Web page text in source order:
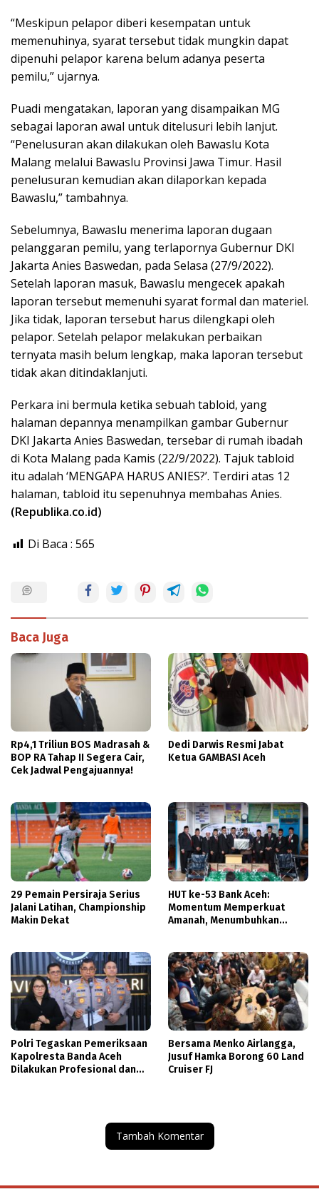
“Meskipun pelapor diberi kesempatan untuk
memenuhinya, syarat tersebut tidak mungkin dapat
dipenuhi pelapor karena belum adanya peserta
pemilu,” ujarnya.
Puadi mengatakan, laporan yang disampaikan MG
sebagai laporan awal untuk ditelusuri lebih lanjut.
“Penelusuran akan dilakukan oleh Bawaslu Kota
Malang melalui Bawaslu Provinsi Jawa Timur. Hasil
penelusuran kemudian akan dilaporkan kepada
Bawaslu,” tambahnya.
Sebelumnya, Bawaslu menerima laporan dugaan
pelanggaran pemilu, yang terlapornya Gubernur DKI
Jakarta Anies Baswedan, pada Selasa (27/9/2022).
Setelah laporan masuk, Bawaslu mengecek apakah
laporan tersebut memenuhi syarat formal dan materiel.
Jika tidak, laporan tersebut harus dilengkapi oleh
pelapor. Setelah pelapor melakukan perbaikan
ternyata masih belum lengkap, maka laporan tersebut
tidak akan ditindaklanjuti.
Perkara ini bermula ketika sebuah tabloid, yang
halaman depannya menampilkan gambar Gubernur
DKI Jakarta Anies Baswedan, tersebar di rumah ibadah
di Kota Malang pada Kamis (22/9/2022). Tajuk tabloid
itu adalah ‘MENGAPA HARUS ANIES?’. Terdiri atas 12
halaman, tabloid itu sepenuhnya membahas Anies.
(Republika.co.id)
Di Baca : 565
Baca Juga
Rp4,1 Triliun BOS Madrasah &
BOP RA Tahap II Segera Cair,
Cek Jadwal Pengajuannya!
Dedi Darwis Resmi Jabat
Ketua GAMBASI Aceh
29 Pemain Persiraja Serius
Jalani Latihan, Championship
Makin Dekat
HUT ke-53 Bank Aceh:
Momentum Memperkuat
Amanah, Menumbuhkan
Polri Tegaskan Pemeriksaan
Kapolresta Banda Aceh
Dilakukan Profesional dan
Bersama Menko Airlangga,
Jusuf Hamka Borong 60 Land
Cruiser FJ
Tambah Komentar